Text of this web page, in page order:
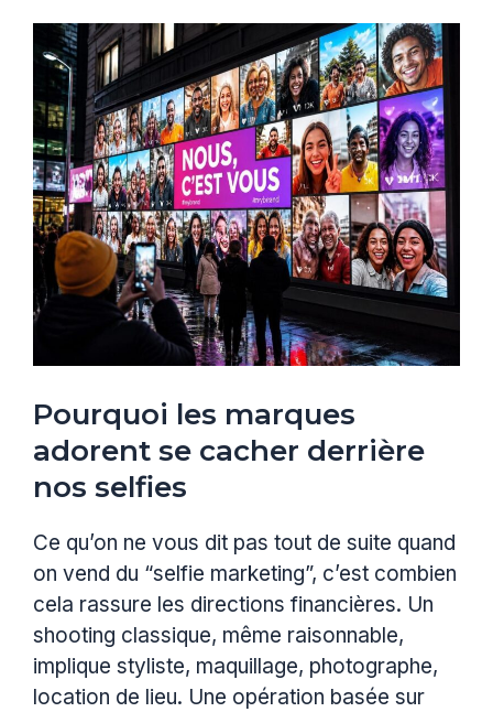
Pourquoi les marques
adorent se cacher derrière
nos selfies
Ce qu’on ne vous dit pas tout de suite quand
on vend du “selfie marketing”, c’est combien
cela rassure les directions financières. Un
shooting classique, même raisonnable,
implique styliste, maquillage, photographe,
location de lieu. Une opération basée sur